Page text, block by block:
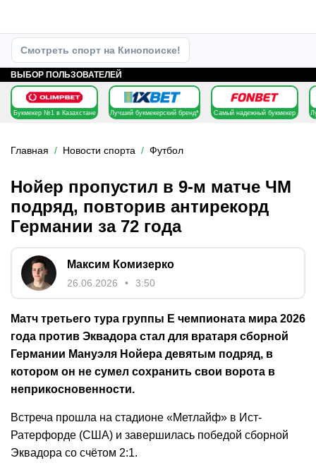
Смотреть спорт на Кинопоиске!
ВЫБОР ПОЛЬЗОВАТЕЛЕЙ
Букмекер №1 в Казахстане Лучший букмекерский бренд* Самый надежный букмекер
Главная Новости спорта Футбол
Нойер пропустил в 9-м матче ЧМ
подряд, повторив антирекорд
Германии за 72 года
Максим Комизерко
26.06.2026 3:50
Матч третьего тура группы E чемпионата мира 2026
года против Эквадора стал для вратаря сборной
Германии Мануэля Нойера девятым подряд, в
котором он не сумел сохранить свои ворота в
неприкосновенности.
Встреча прошла на стадионе «Метлайф» в Ист-
Ратерфорде (США) и завершилась победой сборной
Эквадора со счётом 2:1.